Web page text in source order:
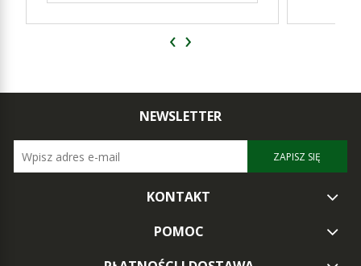
‹ ›
NEWSLETTER
ZAPISZ SIĘ
KONTAKT
POMOC